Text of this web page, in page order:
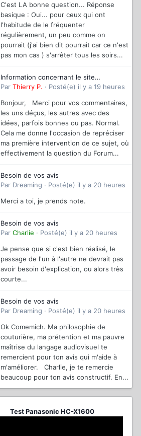
C'est LA bonne question... Réponse
basique : Oui... pour ceux qui ont
l'habitude de le fréquenter
régulièrement, un peu comme on
pourrait (j'ai bien dit pourrait car ce n'est
pas mon cas ) s'arrêter tous les soirs...
Information concernant le site
magazinevideo
Par Thierry P. · Posté(e) il y a 19 heures
Bonjour, Merci pour vos commentaires,
les uns déçus, les autres avec des
idées, parfois bonnes ou pas. Normal.
Cela me donne l'occasion de repréciser
ma première intervention de ce sujet, où
effectivement la question du Forum...
Besoin de vos avis
Par Dreaming · Posté(e) il y a 20 heures
Merci a toi, je prends note.
Besoin de vos avis
Par Charlie · Posté(e) il y a 20 heures
Je pense que si c'est bien réalisé, le
passage de l'un à l'autre ne devrait pas
avoir besoin d'explication, ou alors très
courte...
Besoin de vos avis
Par Dreaming · Posté(e) il y a 20 heures
Ok Comemich. Ma philosophie de
couturière, ma prétention et ma pauvre
maîtrise du langage audiovisuel te
remercient pour ton avis qui m'aide à
m'améliorer. Charlie, je te remercie
beaucoup pour ton avis constructif. En...
Test Panasonic HC-X1600